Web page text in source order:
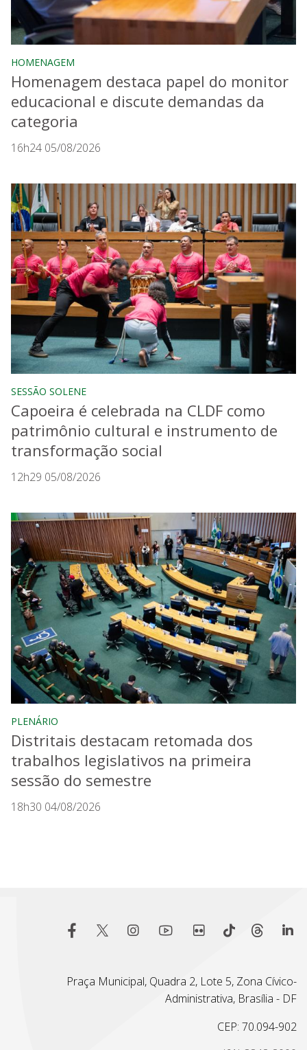
HOMENAGEM
Homenagem destaca papel do monitor
educacional e discute demandas da
categoria
16h24 05/08/2026
SESSÃO SOLENE
Capoeira é celebrada na CLDF como
patrimônio cultural e instrumento de
transformação social
12h29 05/08/2026
PLENÁRIO
Distritais destacam retomada dos
trabalhos legislativos na primeira
sessão do semestre
18h30 04/08/2026
Praça Municipal, Quadra 2, Lote 5, Zona Cívico-
Administrativa, Brasília - DF
CEP: 70.094-902